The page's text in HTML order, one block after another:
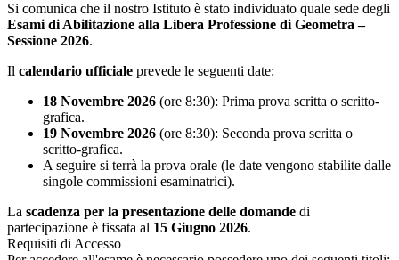
Si comunica che il nostro Istituto è stato individuato quale sede degli
Esami di Abilitazione alla Libera Professione di Geometra –
Sessione 2026.
Il calendario ufficiale prevede le seguenti date:
18 Novembre 2026 (ore 8:30): Prima prova scritta o scritto-
grafica.
19 Novembre 2026 (ore 8:30): Seconda prova scritta o
scritto-grafica.
A seguire si terrà la prova orale (le date vengono stabilite dalle
singole commissioni esaminatrici).
La scadenza per la presentazione delle domande di
partecipazione è fissata al 15 Giugno 2026.
Requisiti di Accesso